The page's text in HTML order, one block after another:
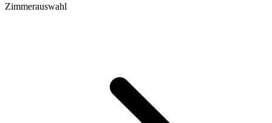
Zimmerauswahl